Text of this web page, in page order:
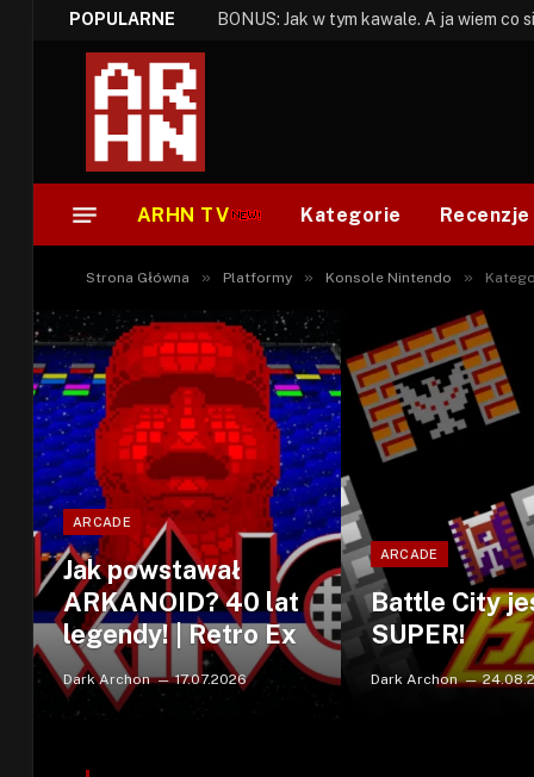
POPULARNE
ARHN TV Kategorie Recenzje
Strona Główna » Platformy » Konsole Nintendo »
ARCADE
Jak powstawał
ARKANOID? 40 lat
legendy! | Retro Ex
Dark Archon 17.07.2026
ARCADE
Battle City
SUPER!
Dark Archon